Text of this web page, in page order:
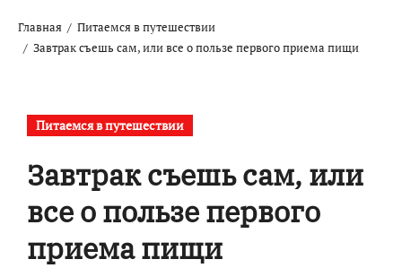
Главная
Питаемся в путешествии
Завтрак съешь сам, или все о пользе первого приема пищи
Питаемся в путешествии
Завтрак съешь сам, или
все о пользе первого
приема пищи